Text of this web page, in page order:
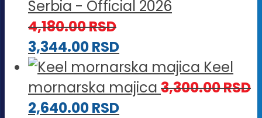
Serbia - Official 2026
4,180.00RSD
3,344.00RSD
Keel
mornarska majica 3,300.00RSD
2,640.00RSD